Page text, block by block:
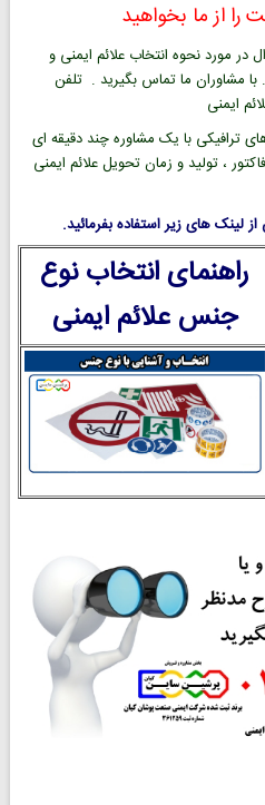
را از ما بخواهید
مورد نحوه انتخاب علائم ایمنی و
مشاوران ما تماس بگیرید . تلفن
ترافیکی با یک مشاوره چند دقیقه ای
، تولید و زمان تحویل علائم ایمنی
های زیر استفاده بفرمائید.
راهنمای انتخاب نوع
جنس علائم ایمنی